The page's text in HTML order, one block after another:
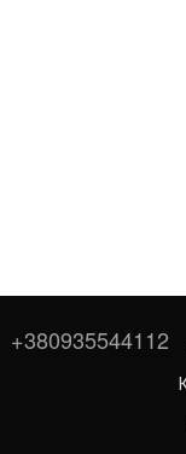
+380935544112